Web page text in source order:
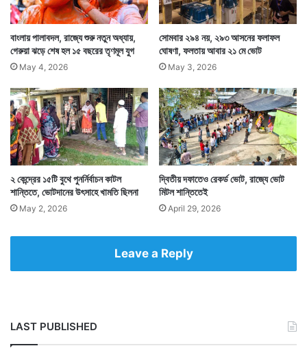
বাংলায় পালাবদল, রাজ্যে শুরু নতুন অধ্যায়,
গেরুয়া ঝড়ে শেষ হল ১৫ বছরের তৃণমূল যুগ
May 4, 2026
সোমবার ২৯৪ নয়, ২৯৩ আসনের ফলাফল
ঘোষণা, ফলতায় আবার ২১ মে ভোট
May 3, 2026
২ কেন্দ্রের ১৫টি বুথে পুনর্নির্বাচন কাটল
শান্তিতে, ভোটদানের উৎসাহে খামতি ছিলনা
May 2, 2026
দ্বিতীয় দফাতেও রেকর্ড ভোট, রাজ্যে ভোট
মিটল শান্তিতেই
April 29, 2026
Leave a Reply
LAST PUBLISHED